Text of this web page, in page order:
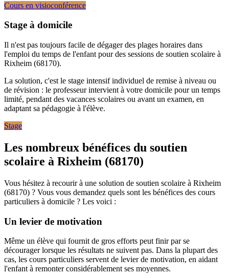
Cours en visioconférence
Stage à domicile
Il n'est pas toujours facile de dégager des plages horaires dans
l'emploi du temps de l'enfant pour des sessions de soutien scolaire à
Rixheim (68170).
La solution, c'est le stage intensif individuel de remise à niveau ou
de révision : le professeur intervient à votre domicile pour un temps
limité, pendant des vacances scolaires ou avant un examen, en
adaptant sa pédagogie à l'élève.
Stage
Les nombreux bénéfices du soutien
scolaire à Rixheim (68170)
Vous hésitez à recourir à une solution de soutien scolaire à Rixheim
(68170) ? Vous vous demandez quels sont les bénéfices des cours
particuliers à domicile ? Les voici :
Un levier de motivation
Même un élève qui fournit de gros efforts peut finir par se
décourager lorsque les résultats ne suivent pas. Dans la plupart des
cas, les cours particuliers servent de levier de motivation, en aidant
l'enfant à remonter considérablement ses moyennes.